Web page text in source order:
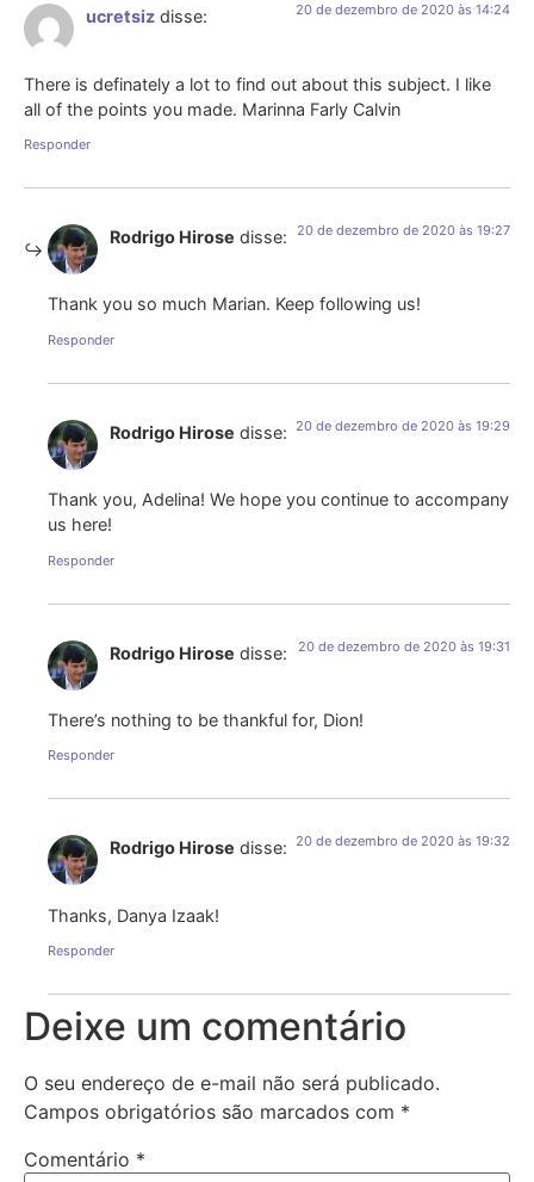
ucretsiz disse: 20 de dezembro de 2020 às 14:24
There is definately a lot to find out about this subject. I like
all of the points you made. Marinna Farly Calvin
Responder
Rodrigo Hirose disse: 20 de dezembro de 2020 às 19:27
Thank you so much Marian. Keep following us!
Responder
Rodrigo Hirose disse: 20 de dezembro de 2020 às 19:29
Thank you, Adelina! We hope you continue to accompany
us here!
Responder
Rodrigo Hirose disse: 20 de dezembro de 2020 às 19:31
There’s nothing to be thankful for, Dion!
Responder
Rodrigo Hirose disse: 20 de dezembro de 2020 às 19:32
Thanks, Danya Izaak!
Responder
Deixe um comentário
O seu endereço de e-mail não será publicado.
Campos obrigatórios são marcados com *
Comentário *